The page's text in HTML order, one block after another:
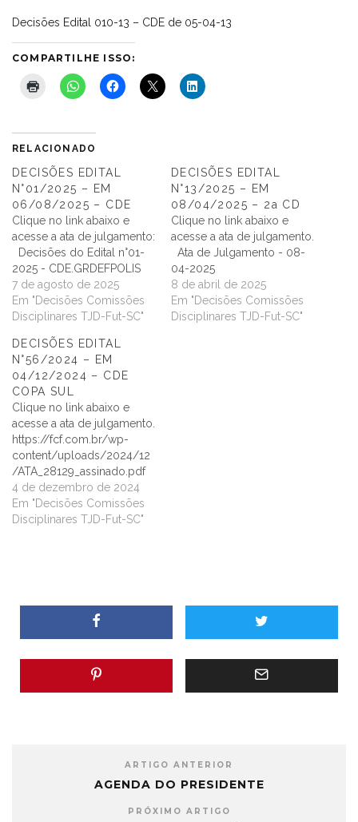
Decisões Edital 010-13 – CDE de 05-04-13
COMPARTILHE ISSO:
RELACIONADO
DECISÕES EDITAL
N°01/2025 – EM
06/08/2025 – CDE
Clique no link abaixo e
acesse a ata de julgamento:
Decisões do Edital n°01-
2025 - CDE.GRDEFPOLIS
7 de agosto de 2025
Em "Decisões Comissões
Disciplinares TJD-Fut-SC"
DECISÕES EDITAL
N°13/2025 – EM
08/04/2025 – 2a CD
Clique no link abaixo e
acesse a ata de julgamento.
Ata de Julgamento - 08-
04-2025
8 de abril de 2025
Em "Decisões Comissões
Disciplinares TJD-Fut-SC"
DECISÕES EDITAL
N°56/2024 – EM
04/12/2024 – CDE
COPA SUL
Clique no link abaixo e
acesse a ata de julgamento.
https://fcf.com.br/wp-
content/uploads/2024/12
/ATA_28129_assinado.pdf
4 de dezembro de 2024
Em "Decisões Comissões
Disciplinares TJD-Fut-SC"
ARTIGO ANTERIOR
AGENDA DO PRESIDENTE
PRÓXIMO ARTIGO